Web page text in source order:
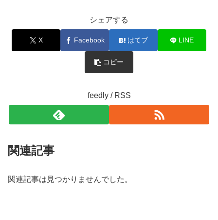
シェアする
X Facebook はてブ LINE
コピー
feedly / RSS
関連記事
関連記事は見つかりませんでした。